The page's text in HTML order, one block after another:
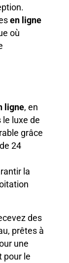
en ligne
où
ligne, en
le luxe de
grâce
24
la
des
prêtes à
une
pour le